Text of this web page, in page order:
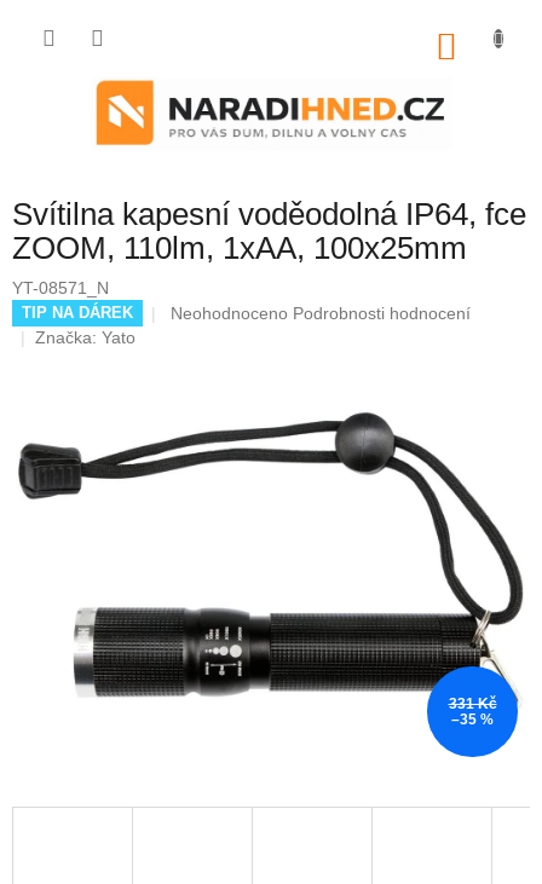
Svítilna kapesní voděodolná IP64, fce
ZOOM, 110lm, 1xAA, 100x25mm
YT-08571_N
TIP NA DÁREK
Průměrné
5
hvězdiček.
Neohodnoceno Podrobnosti hodnocení
Značka: Yato
331 Kč
–35 %